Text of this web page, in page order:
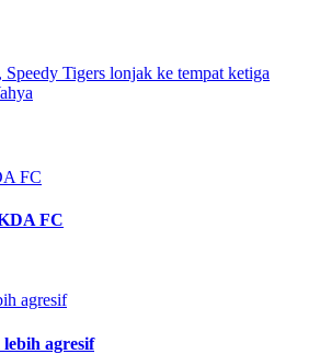
Tigers lonjak ke tempat ketiga
FC
agresif